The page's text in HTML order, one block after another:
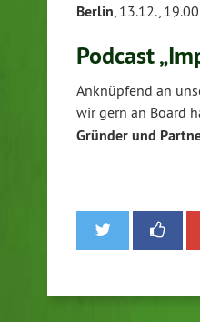
Berlin, 13.12.,
Podcast
Anknüpfend an
wir gern an Board
Gründer und